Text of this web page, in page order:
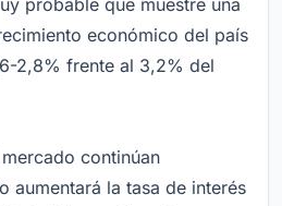
probable que muestre una
económico del país
2,8% frente al 3,2% del
continúan
aumentará la tasa de interés